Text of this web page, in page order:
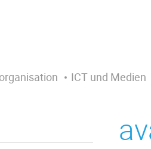
ICT und Medien